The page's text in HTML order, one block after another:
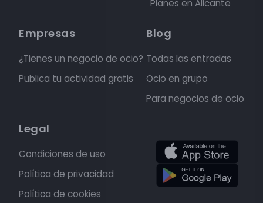
Planes en Alicante
Empresas
¿Tienes un negocio de ocio?
Publica tu actividad gratis
Blog
Todas las entradas
Ocio en grupo
Para negocios de ocio
Legal
Condiciones de uso
Política de privacidad
Política de cookies